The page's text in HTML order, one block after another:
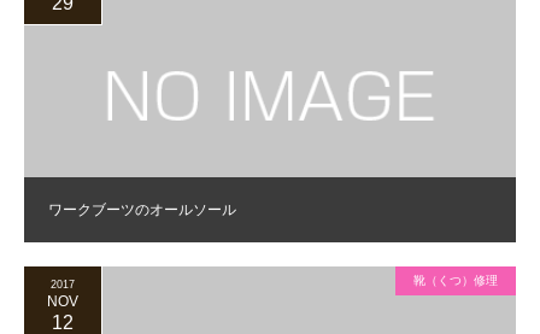
ワークブーツのオールソール
2017
NOV
12
靴（くつ）修理